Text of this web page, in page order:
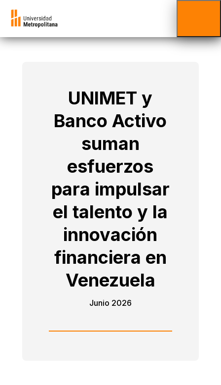
UNIMET y
Banco Activo
suman
esfuerzos
para impulsar
el talento y la
innovación
financiera en
Venezuela
Junio 2026